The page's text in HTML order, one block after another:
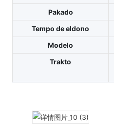
Pakado
Tempo de eldono
Modelo
Trakto